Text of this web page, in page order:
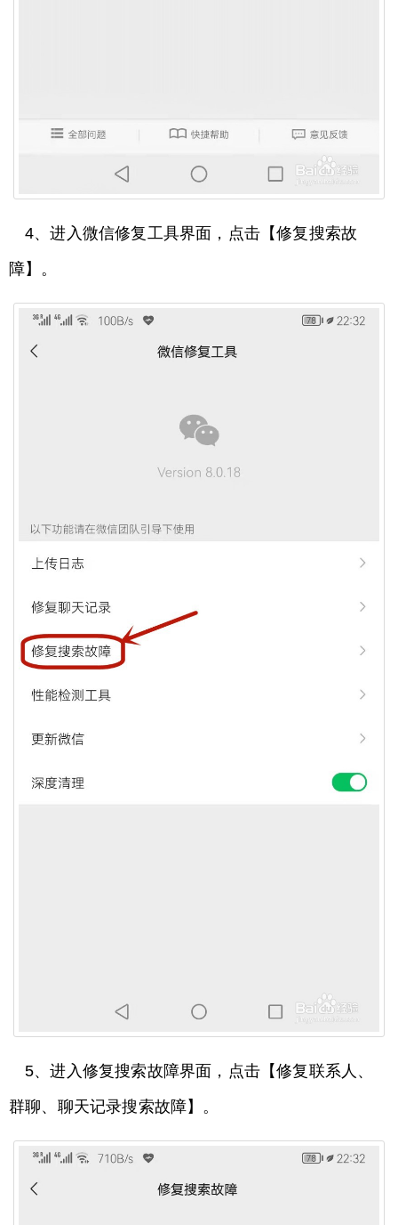
4、进入微信修复工具界面，点击【修复搜索故
障】。
5、进入修复搜索故障界面，点击【修复联系人、
群聊、聊天记录搜索故障】。